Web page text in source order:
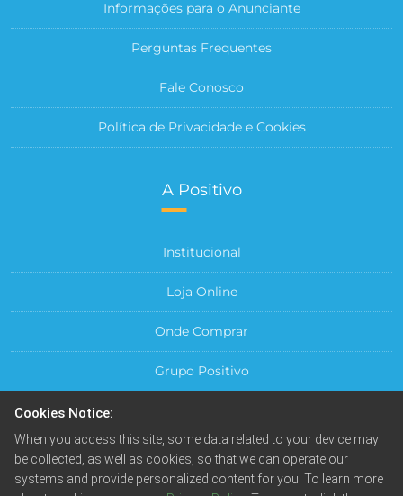
Informações para o Anunciante
Perguntas Frequentes
Fale Conosco
Política de Privacidade e Cookies
A Positivo
Institucional
Loja Online
Onde Comprar
Grupo Positivo
Central do Cliente
Cookies Notice:
When you access this site, some data related to your device may
be collected, as well as cookies, so that we can operate our
systems and provide personalized content for you. To learn more